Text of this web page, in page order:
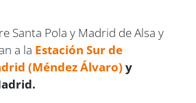
Santa Pola y Madrid de Alsa y
a la Estación Sur de
(Méndez Álvaro) y